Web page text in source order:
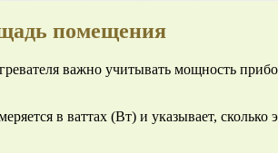
помещения
важно учитывать мощность
в ваттах (Вт) и указывает,